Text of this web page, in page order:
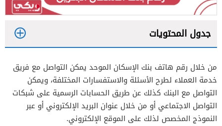
جدول المحتويات
2
3
من خلال رقم هاتف بنك الإسكان الموحد يمكن التواصل مع فريق
خدمة العملاء لطرح الأسئلة والاستفسارات المختلفة، ويمكن
التواصل مع البنك كذلك عن طريق الحسابات الرسمية على شبكات
التواصل الاجتماعي أو من خلال عنوان البريد الإلكتروني أو عبر
النموذج المخصص لذلك على الموقع الإلكتروني.